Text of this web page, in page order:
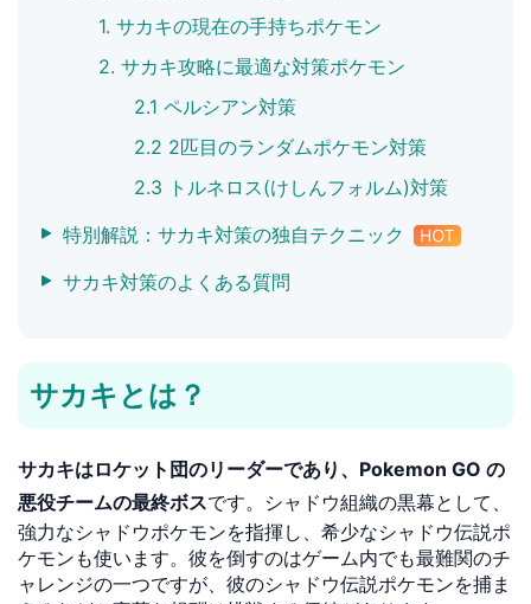
1. サカキの現在の手持ちポケモン
2. サカキ攻略に最適な対策ポケモン
2.1 ペルシアン対策
2.2 2匹目のランダムポケモン対策
2.3 トルネロス(けしんフォルム)対策
特別解説：サカキ対策の独自テクニック
サカキ対策のよくある質問
サカキとは？
サカキはロケット団のリーダーであり、Pokemon GO の
悪役チームの最終ボスです。シャドウ組織の黒幕として、
強力なシャドウポケモンを指揮し、希少なシャドウ伝説ポ
ケモンも使います。彼を倒すのはゲーム内でも最難関のチ
ャレンジの一つですが、彼のシャドウ伝説ポケモンを捕ま